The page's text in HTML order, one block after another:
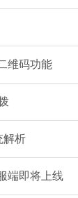
维码功能
解析
端即将上线